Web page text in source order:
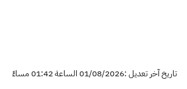
تاريخ آخر تعديل :01/08/2026 الساعة 01:42 مساءً